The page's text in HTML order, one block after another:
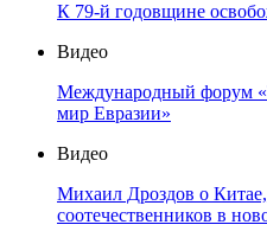
К 79-й годовщине
Видео
Международный форум
мир Евразии»
Видео
Михаил Дроздов о
соотечественников в